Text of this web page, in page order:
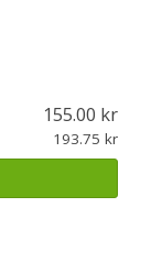
155.00
193.75